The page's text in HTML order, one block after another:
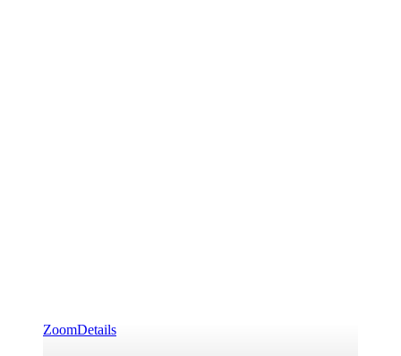
ZoomDetails